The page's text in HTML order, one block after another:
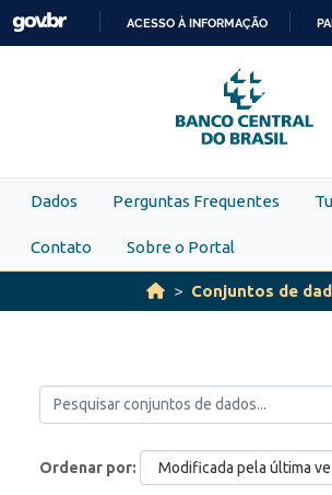
Skip to main content
PARA
O
CONTEÚDO
ACESSO À INFORMAÇÃO
Dados Perguntas Frequentes
Contato Sobre o Portal
Conjuntos de
Ordenar por